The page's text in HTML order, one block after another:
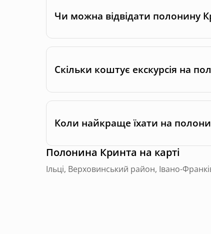
Чи можна відвідати полонину
Скільки коштує екскурсія на
Коли найкраще їхати на
Полонина Кринта на карті
Ільці, Верховинський район, Івано-